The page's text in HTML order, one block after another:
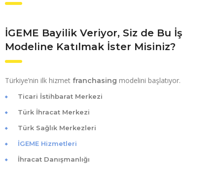
İGEME Bayilik Veriyor, Siz de Bu İş
Modeline Katılmak İster Misiniz?
Türkiye’nin ilk hizmet franchasing modelini başlatıyor.
Ticari İstihbarat Merkezi
Türk İhracat Merkezi
Türk Sağlık Merkezleri
İGEME Hizmetleri
İhracat Danışmanlığı